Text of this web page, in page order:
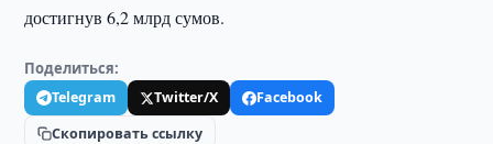
достигнув 6,2 млрд сумов.
Поделиться:
Telegram Twitter/X
Facebook
Скопировать ссылку